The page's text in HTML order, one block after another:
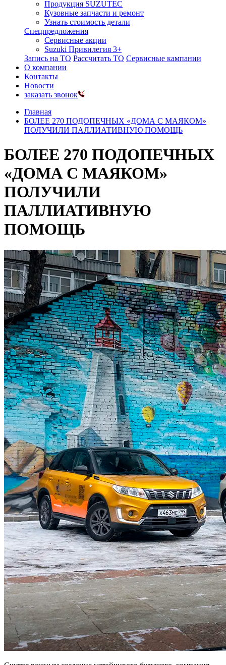
Продукция SUZUTEC
Кузовные запчасти и ремонт
Узнать стоимость детали
Спецпредложения
Сервисные акции
Suzuki Привилегия 3+
Запись на ТО Рассчитать ТО Сервисные кампании
О компании
Контакты
Новости
заказать звонок
Главная
БОЛЕЕ 270 ПОДОПЕЧНЫХ «ДОМА С МАЯКОМ»
ПОЛУЧИЛИ ПАЛЛИАТИВНУЮ ПОМОЩЬ
БОЛЕЕ 270 ПОДОПЕЧНЫХ
«ДОМА С МАЯКОМ»
ПОЛУЧИЛИ
ПАЛЛИАТИВНУЮ
ПОМОЩЬ